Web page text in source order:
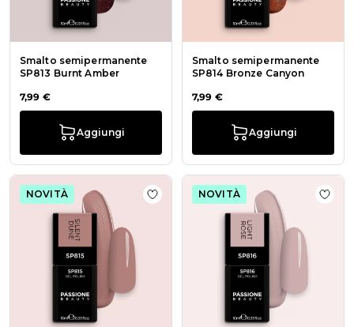
Smalto semipermanente
SP813 Burnt Amber
7,99 €
Aggiungi
Smalto semipermanente
SP814 Bronze Canyon
7,99 €
Aggiungi
NOVITÀ Aggiungi alla wishlist Smalto
NOVITÀ